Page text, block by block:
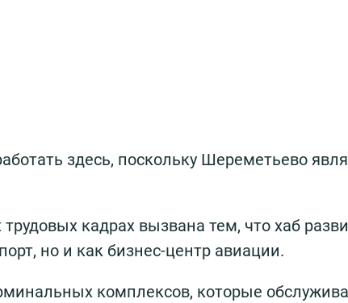
здесь, поскольку Шереметьево
кадрах вызвана тем, что хаб
но и как бизнес-центр авиации.
комплексов, которые